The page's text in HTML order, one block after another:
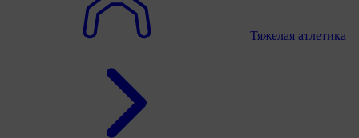
Тяжелая атлетика